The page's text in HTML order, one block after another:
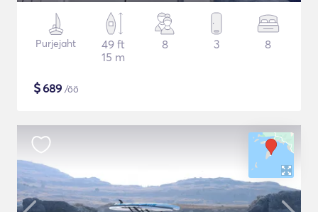
Purjejaht
49 ft
15 m
8 3 8
$689 /öö